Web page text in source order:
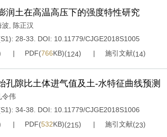
润土在高温高压下的强度特性研究
波
陈正汉
28-33.
DOI: 10.11779/CJGE2018S1005
PDF(766KB)(124) 施引文献(14)
孔隙比土体进气值及土-水特征曲线预测
令伟
34-38.
DOI: 10.11779/CJGE2018S1006
PDF(532KB)(215) 施引文献(23)